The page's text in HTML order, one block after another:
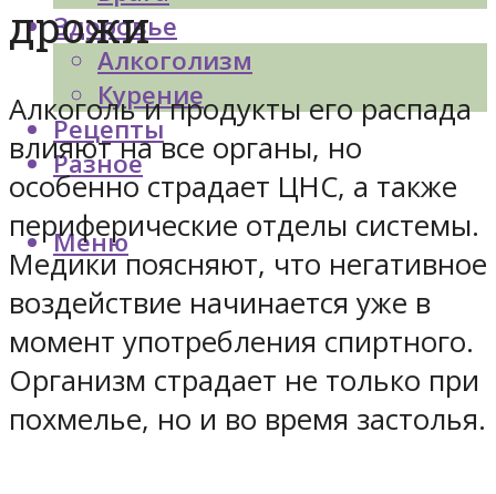
Здоровье
Алкоголизм
Курение
Рецепты
Разное
Меню
дрожи
Алкоголь и продукты его распада
влияют на все органы, но
особенно страдает ЦНС, а также
периферические отделы системы.
Медики поясняют, что негативное
воздействие начинается уже в
момент употребления спиртного.
Организм страдает не только при
похмелье, но и во время застолья.